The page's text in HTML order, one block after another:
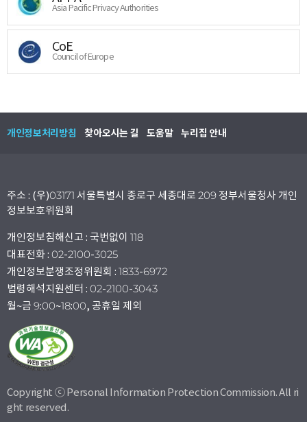
Asia Pacific Privacy Authorities
CoE
Council of Europe
개인정보처리방침 찾아오시는 길 도움말 누리집 안내
주소 : (우)03171 서울특별시 종로구 세종대로 209 정부서울청사 개인
정보보호위원회
개인정보침해신고 : 국번없이 118
대표전화 : 02-2100-3025
개인정보분쟁조정위원회 : 1833-6972
법령해석지원센터 : 02-2100-3043
월~금 9:00~18:00, 공휴일 제외
Copyright ⓒ Personal Information Protection Commission. All ri
ght reserved.